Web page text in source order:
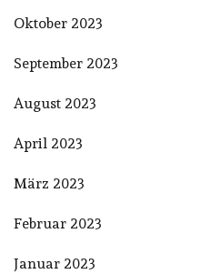
Oktober 2023
September 2023
August 2023
April 2023
März 2023
Februar 2023
Januar 2023